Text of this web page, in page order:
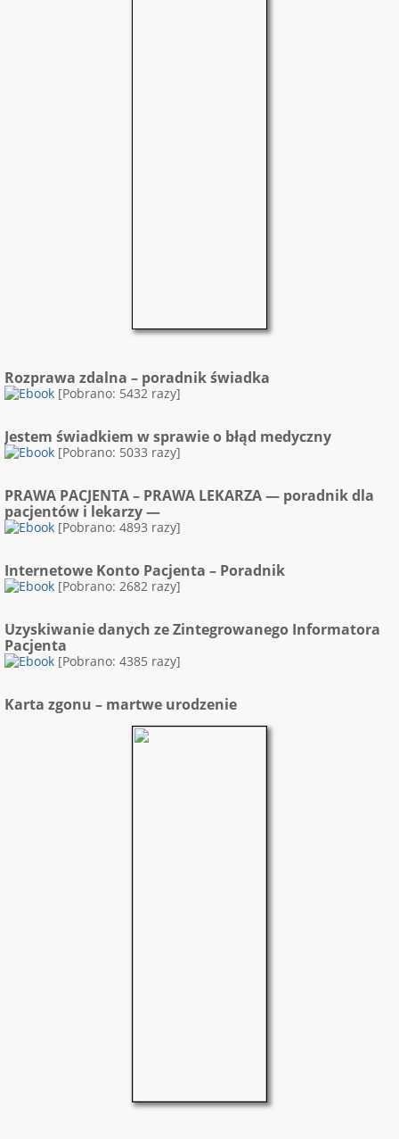
Rozprawa zdalna – poradnik świadka
[Pobrano: 5432 razy]
Jestem świadkiem w sprawie o błąd medyczny
[Pobrano: 5033 razy]
PRAWA PACJENTA – PRAWA LEKARZA — poradnik dla
pacjentów i lekarzy —
[Pobrano: 4893 razy]
Internetowe Konto Pacjenta – Poradnik
[Pobrano: 2682 razy]
Uzyskiwanie danych ze Zintegrowanego Informatora
Pacjenta
[Pobrano: 4385 razy]
Karta zgonu – martwe urodzenie